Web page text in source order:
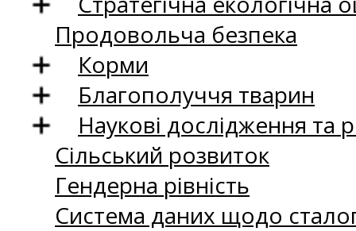
Продовольча безпека
Корми
Благополуччя тварин
Наукові дослідження та
Сільський розвиток
Гендерна рівність
Система даних щодо